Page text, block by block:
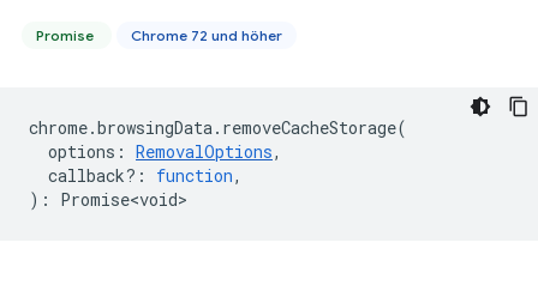
Promise Chrome 72 und höher
chrome.browsingData. removeCacheStorage(
options : RemovalOptions,
callback? : function,
) : Promise<void>